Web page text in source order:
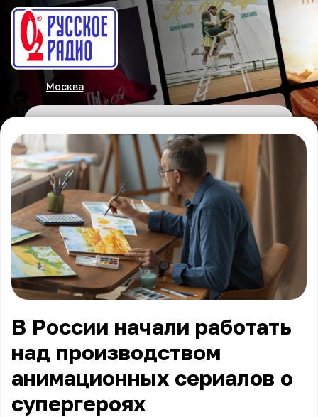
Москва
В России начали работать
над производством
анимационных сериалов о
супергероях